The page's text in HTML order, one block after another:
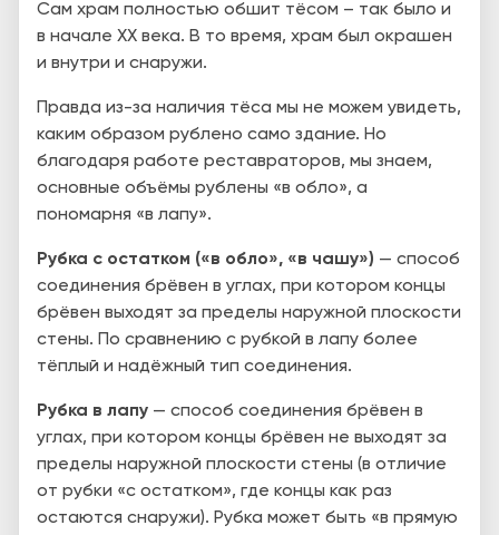
Сам храм полностью обшит тёсом – так было и
в начале ХХ века. В то время, храм был окрашен
и внутри и снаружи.
Правда из-за наличия тёса мы не можем увидеть,
каким образом рублено само здание. Но
благодаря работе реставраторов, мы знаем,
основные объёмы рублены «в обло», а
пономарня «в лапу».
Рубка с остатком («в обло», «в чашу») — способ
соединения брёвен в углах, при котором концы
брёвен выходят за пределы наружной плоскости
стены. По сравнению с рубкой в лапу более
тёплый и надёжный тип соединения.
Рубка в лапу — способ соединения брёвен в
углах, при котором концы брёвен не выходят за
пределы наружной плоскости стены (в отличие
от рубки «с остатком», где концы как раз
остаются снаружи). Рубка может быть «в прямую